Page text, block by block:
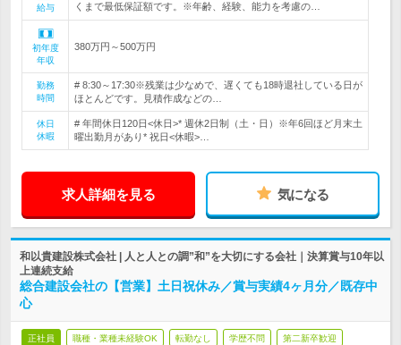
給与
くまで最低保証額です。※年齢、経験、能力を考慮の…
初年度
年収
380万円～500万円
勤務
時間
# 8:30～17:30※残業は少なめで、遅くても18時退社している日が
ほとんどです。見積作成などの…
休日
休暇
# 年間休日120日<休日>* 週休2日制（土・日）※年6回ほど月末土
曜出勤月があり* 祝日<休暇>…
求人詳細を見る 気になる
和以貴建設株式会社 | 人と人との調”和”を大切にする会社｜決算賞与10年以
上連続支給
総合建設会社の【営業】土日祝休み／賞与実績4ヶ月分／既存中
心
正社員 職種・業種未経験OK 転勤なし 学歴不問 第二新卒歓迎